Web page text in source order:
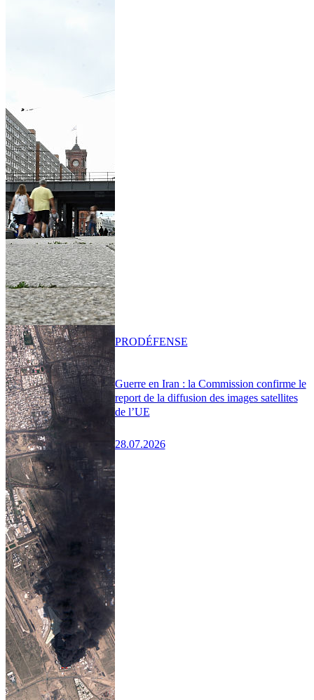
Guerre en Iran : la Commission confirme le
report de la diffusion des images satellites
de l’UE
28.07.2026
PRODÉFENSE